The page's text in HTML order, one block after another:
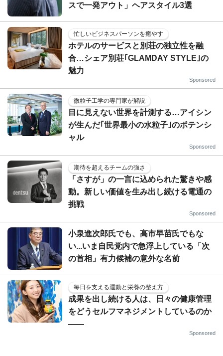
スで一発アウト」ヘアスタイル3選
忙しいビジネスパーソンを癒やす
ホテルのサービスと別荘の独立性を融
合…シェア別荘｢GLAMDAY STYLE｣の
魅力
Sponsored
微粒子工学の専門家が解説
目に見えない世界を計測する…アイシン
が生んだ｢世界最小の水粒子｣のポテンシ
ャル
Sponsored
期待を超えるチームの強さ
「さすが」の一言に込められた驚きや感
動。新しい価値を生み出し続ける電通の
挑戦
Sponsored
小泉進次郎氏でも、高市早苗氏でもな
い...いま自民党内で急浮上している「次
の首相」有力候補の意外な名前
毎日を支える運動と栄養の整え方
成果を出し続ける人は、日々の健康管理
をどうセルフマネジメントしているのか
——
Sponsored